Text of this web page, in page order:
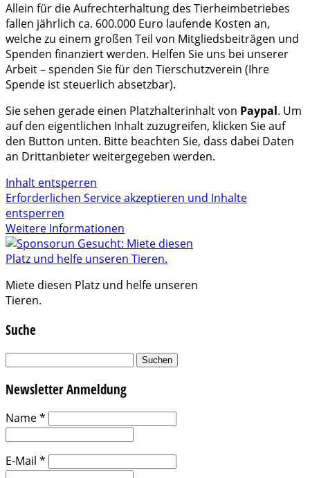
Allein für die Aufrechterhaltung des Tierheimbetriebes
fallen jährlich ca. 600.000 Euro laufende Kosten an,
welche zu einem großen Teil von Mitgliedsbeiträgen und
Spenden finanziert werden. Helfen Sie uns bei unserer
Arbeit – spenden Sie für den Tierschutzverein (Ihre
Spende ist steuerlich absetzbar).
Sie sehen gerade einen Platzhalterinhalt von Paypal. Um
auf den eigentlichen Inhalt zuzugreifen, klicken Sie auf
den Button unten. Bitte beachten Sie, dass dabei Daten
an Drittanbieter weitergegeben werden.
Inhalt entsperren
Erforderlichen Service akzeptieren und Inhalte
entsperren
Weitere Informationen
Miete diesen Platz und helfe unseren
Tieren.
Suche
Suchen
Newsletter Anmeldung
Name*
E-Mail *